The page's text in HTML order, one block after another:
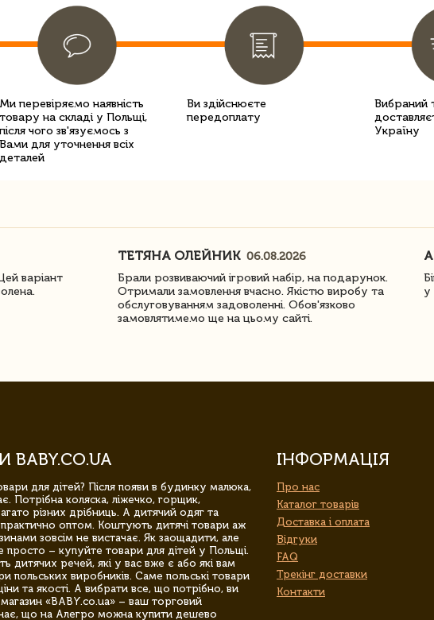
Ми перевіряємо наявність
товару на складі у Польщі,
після чого зв'язуємось з
Вами для уточнення всіх
деталей
Ви здійснюєте
передоплату
Вибраний
Україну
варіант
ТЕТЯНА ОЛЕЙНИК 06.08.2026
Брали розвиваючий ігровий набір, на подарунок.
Отримали замовлення вчасно. Якістю виробу та
обслуговуванням задоволенні. Обов'язково
замовлятимемо ще на цьому сайті.
у
для дітей? Після появи в будинку малюка,
Потрібна коляска, ліжечко, горщик,
різних дрібниць. А дитячий одяг та
оптом. Коштують дитячі товари аж
зовсім не вистачає. Як заощадити, але
просто – купуйте товари для дітей у Польщі.
дитячих речей, які у вас вже є або які вам
польських виробників. Саме польські товари
та якості. А вибрати все, що потрібно, ви
«BABY.co.ua» – ваш торговий
що на Алегро можна купити дешево
ІНФОРМАЦІЯ
Про нас
Каталог товарів
Доставка і оплата
Відгуки
FAQ
Трекінг доставки
Контакти